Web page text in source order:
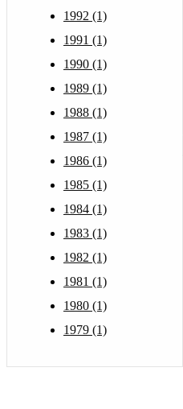
1992 (1)
1991 (1)
1990 (1)
1989 (1)
1988 (1)
1987 (1)
1986 (1)
1985 (1)
1984 (1)
1983 (1)
1982 (1)
1981 (1)
1980 (1)
1979 (1)